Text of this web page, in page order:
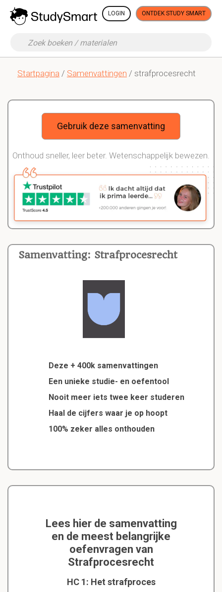
LOGIN ONTDEK STUDY SMART
Startpagina / Samenvattingen / strafprocesrecht
Samenvatting: Strafprocesrecht
Deze + 400k samenvattingen
Een unieke studie- en oefentool
Nooit meer iets twee keer studeren
Haal de cijfers waar je op hoopt
100% zeker alles onthouden
Gebruik deze samenvatting
Onthoud sneller, leer beter. Wetenschappelijk bewezen.
Lees hier de samenvatting
en de meest belangrijke
oefenvragen van
Strafprocesrecht
HC 1: Het strafproces